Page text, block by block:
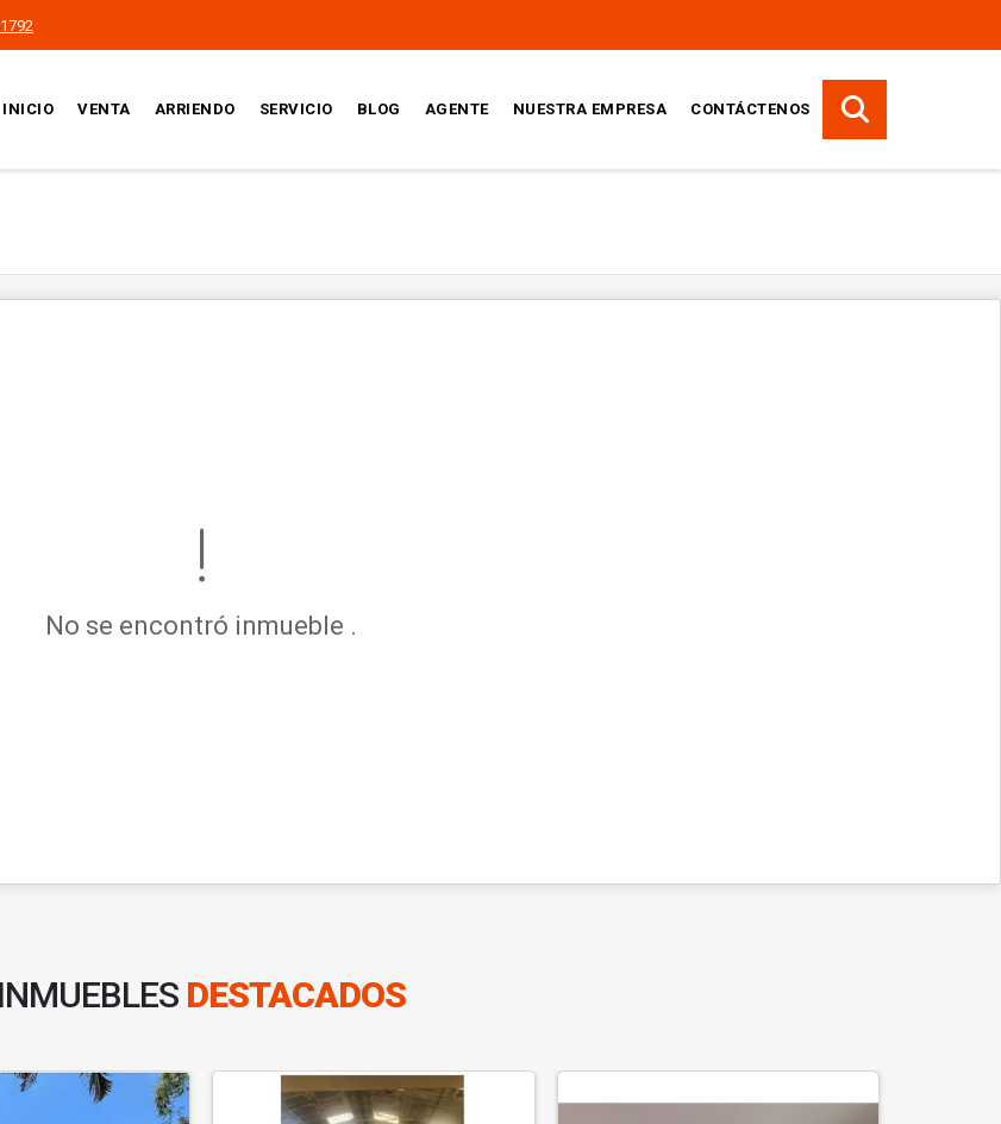
INICIO VENTA ARRIENDO SERVICIO BLOG AGENTE NUESTRA EMPRESA CONTÁCTENOS
No se encontró inmueble .
INMUEBLES DESTACADOS